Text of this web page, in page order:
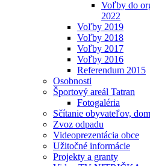
Voľby do
2022
Voľby 2019
Voľby 2018
Voľby 2017
Voľby 2016
Referendum 2015
Osobnosti
Športový areál Tatran
Fotogaléria
Sčítanie obyvateľov,
Zvoz odpadu
Videoprezentácia obce
Užitočné informácie
Projekty a granty